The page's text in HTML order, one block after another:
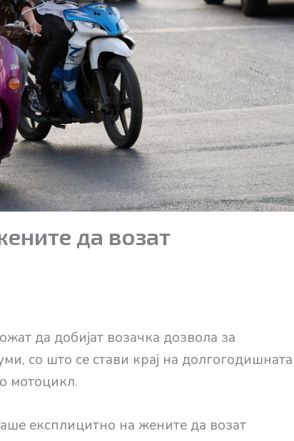
да возат
да добијат возачка дозвола за
со што се стави крај на долгогодишната
мотоцикл.
експлицитно на жените да возат